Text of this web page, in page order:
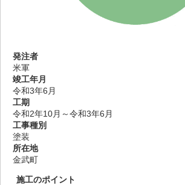
発注者
米軍
竣工年月
令和3年6月
工期
令和2年10月～令和3年6月
工事種別
塗装
所在地
金武町
施工のポイント